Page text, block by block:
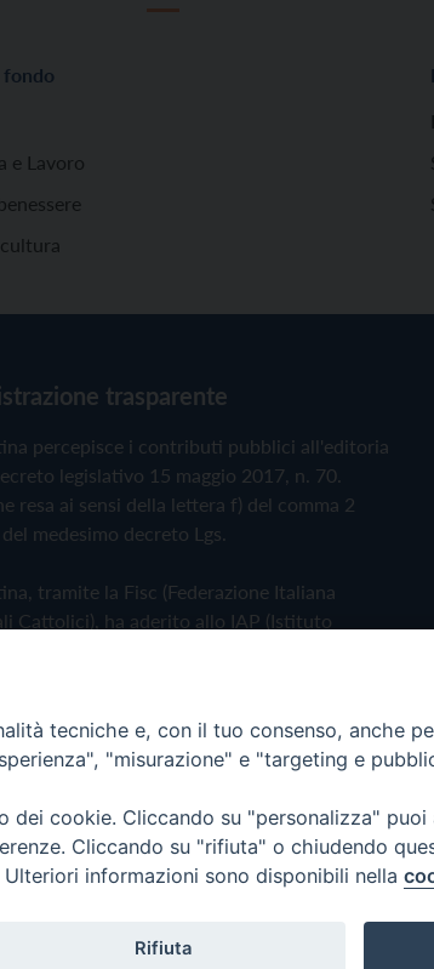
fondo
e Lavoro
trasparente
percepisce i contributi pubblici all'editoria
legislativo 15 maggio 2017, n. 70.
resa ai sensi della lettera f) del comma 2
medesimo decreto Lgs.
tramite la Fisc (Federazione Italiana
Cattolici), ha aderito allo IAP (Istituto
Cookie Policy
tecniche e, con il tuo consenso, anche
"misurazione" e "targeting e
cookie. Cliccando su "personalizza"
Cliccando su "rifiuta" o chiudendo
informazioni sono disponibili nella
Rifiuta